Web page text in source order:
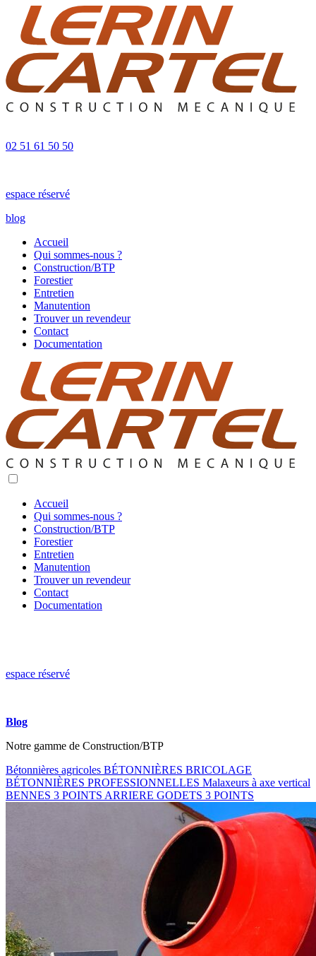
02 51 61 50 50
espace réservé
blog
Accueil
Qui sommes-nous ?
Construction/BTP
Forestier
Entretien
Manutention
Trouver un revendeur
Contact
Documentation
Accueil
Qui sommes-nous ?
Construction/BTP
Forestier
Entretien
Manutention
Trouver un revendeur
Contact
Documentation
espace réservé
Blog
Notre gamme de Construction/BTP
Bétonnières agricoles BÉTONNIÈRES BRICOLAGE
BÉTONNIÈRES PROFESSIONNELLES Malaxeurs à axe vertical
BENNES 3 POINTS ARRIERE GODETS 3 POINTS